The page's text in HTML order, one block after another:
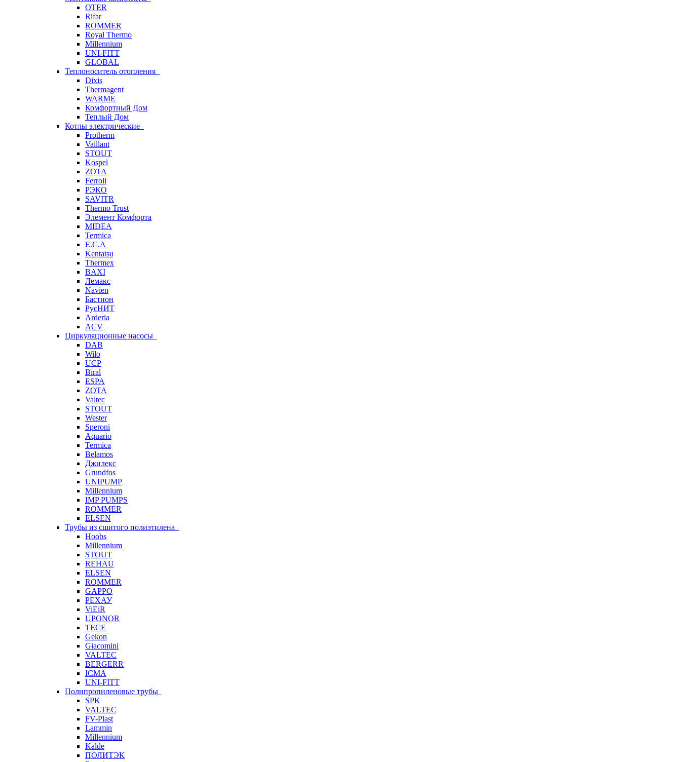
OTER
Rifar
ROMMER
Royal Thermo
Millennium
UNI-FITT
GLOBAL
Теплоноситель отопления
Dixis
Thermagent
WARME
Комфортный Дом
Теплый Дом
Котлы электрические
Protherm
Vaillant
STOUT
Kospel
ZOTA
Ferroli
РЭКО
SAVITR
Thermo Trust
Элемент Комфорта
MIDEA
Termica
E.C.A
Kentatsu
Thermex
BAXI
Лемакс
Navien
Бастион
РусНИТ
Arderia
ACV
Циркуляционные насосы
DAB
Wilo
UCP
Biral
ESPA
ZOTA
Valtec
STOUT
Wester
Speroni
Aquario
Termica
Belamos
Джилекс
Grundfos
UNIPUMP
Millennium
IMP PUMPS
ROMMER
ELSEN
Трубы из сшитого полиэтилена
Hoobs
Millennium
STOUT
REHAU
ELSEN
ROMMER
GAPPO
РЕХАУ
ViEiR
UPONOR
TECE
Gekon
Giacomini
VALTEC
BERGERR
ICMA
UNI-FITT
Полипропиленовые трубы
SPK
VALTEC
FV-Plast
Lammin
Millennium
Kalde
ПОЛИТЭК